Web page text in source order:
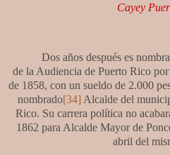
Cayey
Dos años después es
de la Audiencia de Puerto Rico por
de 1858, con un sueldo de 2.000
nombrado[34] Alcalde del
Rico. Su carrera política no
1862 para Alcalde Mayor de
abril del